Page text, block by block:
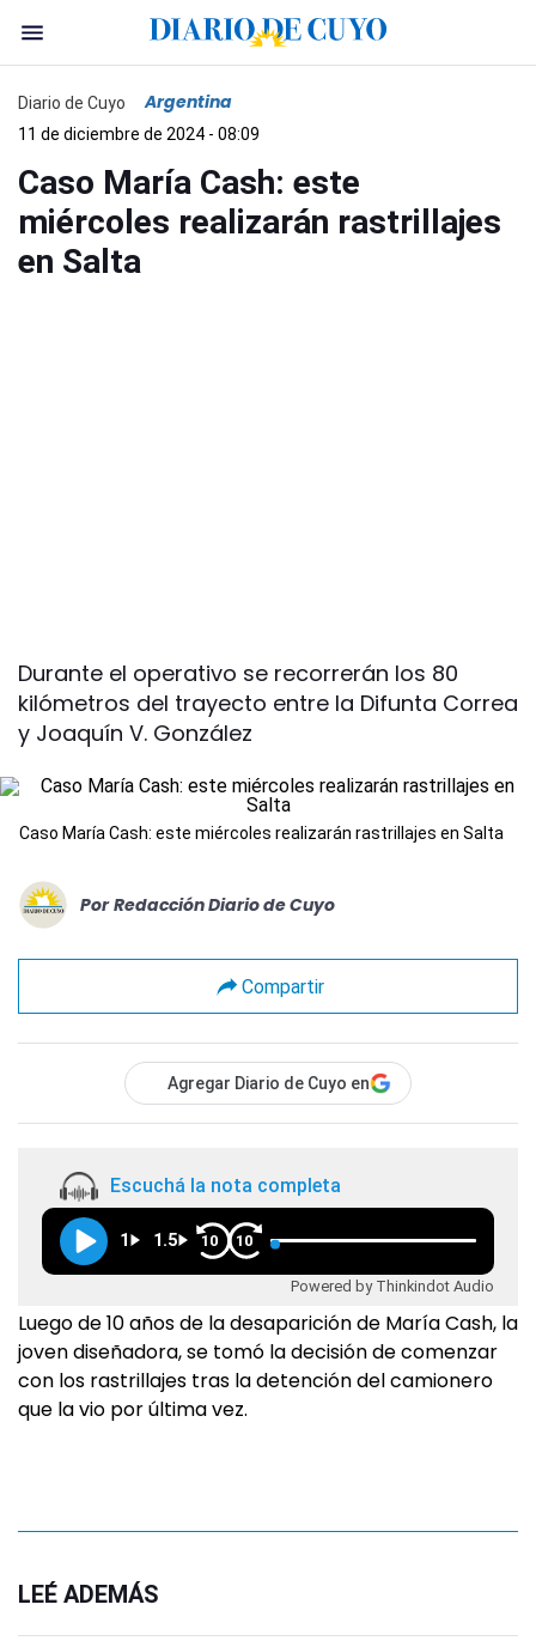
Diario de Cuyo Argentina
11 de diciembre de 2024 - 08:09
Caso María Cash: este
miércoles realizarán rastrillajes
en Salta
Durante el operativo se recorrerán los 80
kilómetros del trayecto entre la Difunta Correa
y Joaquín V. González
Caso María Cash: este miércoles realizarán rastrillajes en Salta
Por Redacción Diario de Cuyo
Compartir
Agregar Diario de Cuyo en
Escuchá la nota completa
1 1.5 10 10
Powered by Thinkindot Audio
Luego de 10 años de la desaparición de María Cash, la
joven diseñadora, se tomó la decisión de comenzar
con los rastrillajes tras la detención del camionero
que la vio por última vez.
LEÉ ADEMÁS